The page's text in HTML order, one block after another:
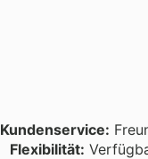
Kundenservice:
Flexibilität: